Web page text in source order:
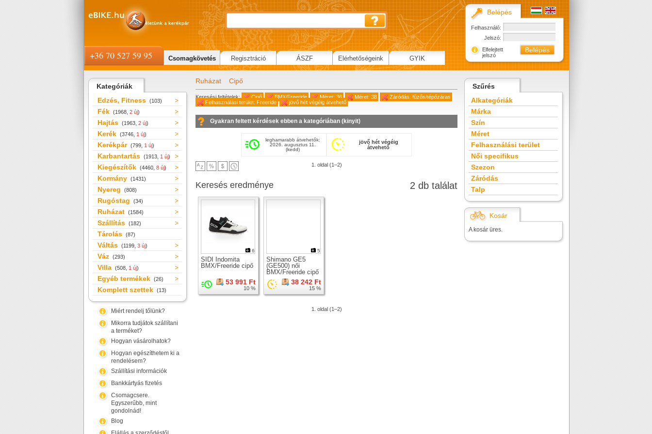
Kategóriák
Edzés, Fitness (103)
Fék (1968, 2 új)
Hajtás (1963, 2 új)
Kerék (3746, 1 új)
Kerékpár (799, 1 új)
Karbantartás (1913, 1 új)
Kiegészítők (4460, 8 új)
Kormány (1431)
Nyereg (808)
Rugóstag (34)
Ruházat (1584)
Szállítás (182)
Tárolás (87)
Váltás (1199, 3 új)
Váz (293)
Villa (508, 1 új)
Egyéb termékek (26)
Komplett szettek (13)
Miért rendelj tőlünk?
Mikorra tudjátok szállítani
a terméket?
Hogyan vásárolhatok?
Hogyan egészíthetem ki a
rendelésem?
Szállítási információk
Bankkártyás fizetés
Csomagcsere.
Egyszerűbb, mint
gondolnád!
Blog
Ruházat Cipő
Keresési feltételek: Cipő BMX/Freeride Méret: 36 Méret: 38
Záródás: fűzős/tépőzáras
Felhasználási terület: Freeride
jövő hét végéig átvehető
Gyakran feltett kérdések ebben a kategóriában (kinyit)
leghamarabb átvehetők:
2026. augusztus 11.
(kedd)
jövő hét végéig
átvehető
1. oldal (1–2)
2 db találat
Keresés eredménye
6
SIDI Indomita
BMX/Freeride cipő
53 991 Ft
10 %
5
Shimano GE5
(GE500) női
BMX/Freeride cipő
38 242 Ft
15 %
1. oldal (1–2)
Szűrés
Alkategóriák
Márka
Szín
Méret
Felhasználási terület
Női specifikus
Szezon
Záródás
Talp
Kosár
A kosár üres.
Belépés
Felhasználó:
Jelszó:
Elfelejtett
jelszó
+36 70 527 59 95 Csomagkövetés Regisztráció ÁSZF Elérhetőségeink GYIK